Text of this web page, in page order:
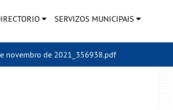
SERVIZOS MUNICIPAIS
novembro de 2021_356938.pdf